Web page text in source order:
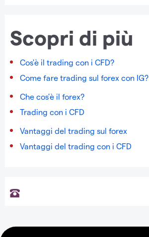
Scopri di più
Cos'è il trading con i CFD?
Come fare trading sul forex con IG?
Che cos'è il forex?
Trading con i CFD
Vantaggi del trading sul forex
Vantaggi del trading con i CFD